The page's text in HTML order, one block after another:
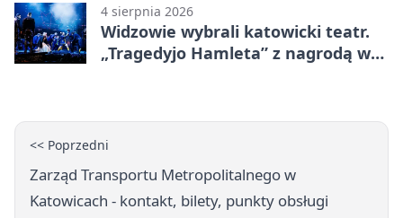
4 sierpnia 2026
Widzowie wybrali katowicki teatr.
„Tragedyjo Hamleta” z nagrodą w
<< Poprzedni
Zarząd Transportu Metropolitalnego w
Katowicach - kontakt, bilety, punkty obsługi